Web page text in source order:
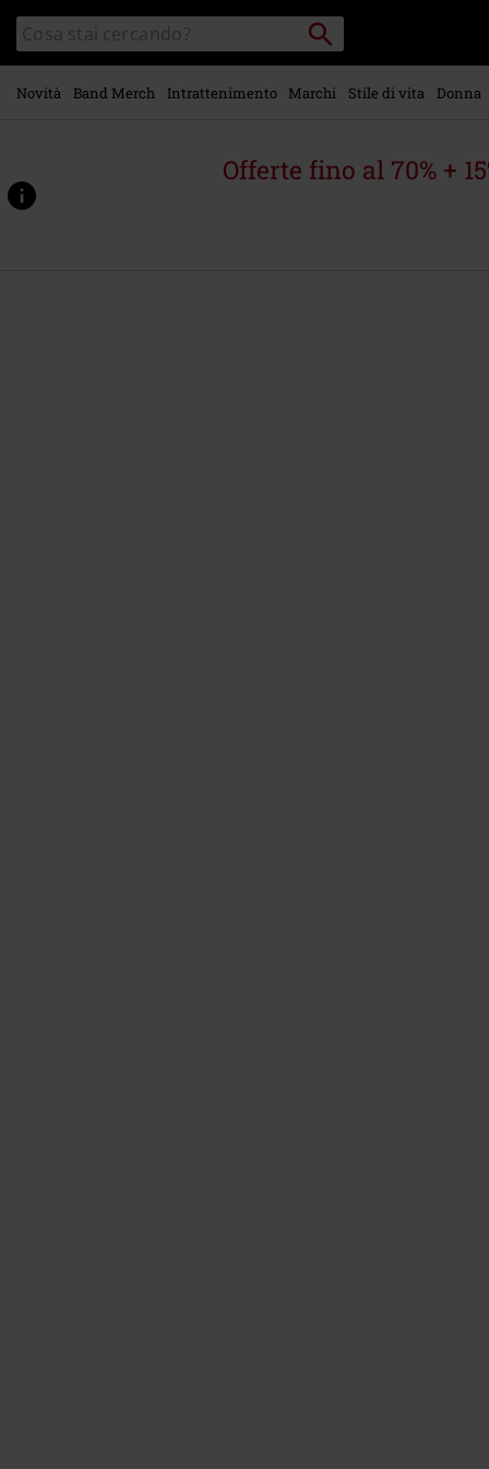
contenuto
principale
Cerca
nel
catalogo
Cerca
Punto
di
ritiro
Novità Band Merch Intrattenimento Marchi Stile di vita Donna
Offerte fino al 70% +